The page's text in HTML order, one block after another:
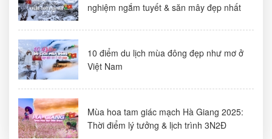
nghiệm ngắm tuyết & săn mây đẹp nhất
10 điểm du lịch mùa đông đẹp như mơ ở
Việt Nam
Mùa hoa tam giác mạch Hà Giang 2025:
Thời điểm lý tưởng & lịch trình 3N2Đ